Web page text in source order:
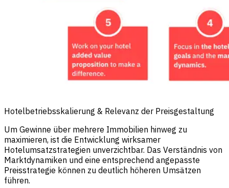
Hotelbetriebsskalierung & Relevanz der Preisgestaltung
Um Gewinne über mehrere Immobilien hinweg zu
maximieren, ist die Entwicklung wirksamer
Hotelumsatzstrategien unverzichtbar. Das Verständnis von
Marktdynamiken und eine entsprechend angepasste
Preisstrategie können zu deutlich höheren Umsätzen
führen.